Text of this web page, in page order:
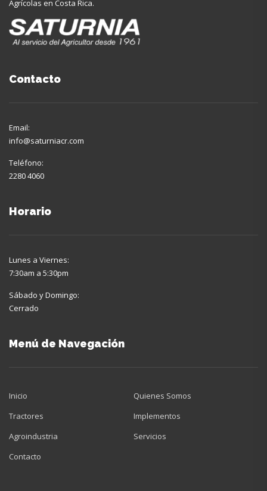
Agrícolas en Costa Rica.
Contacto
Email:
info@saturniacr.com
Teléfono:
2280 4060
Horario
Lunes a Viernes:
7:30am a 5:30pm
Sábado y Domingo:
Cerrado
Menú de Navegación
Inicio
Quienes Somos
Tractores
Implementos
Agroindustria
Servicios
Contacto